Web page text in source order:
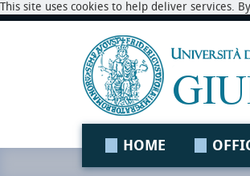
This site uses cookies to help deliver services.
HOME